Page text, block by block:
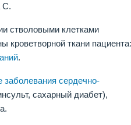
С.
стволовыми клетками
кроветворной ткани
.
заболевания сердечно-
сахарный диабет),